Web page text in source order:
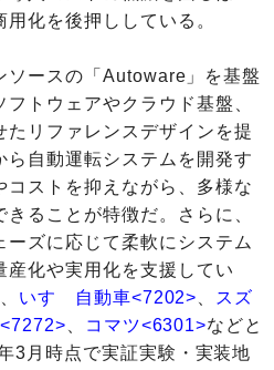
化を後押ししている。
ースの「Autoware」を基盤
トウェアやクラウド基盤、
リファレンスデザインを提
自動運転システムを開発す
コストを抑えながら、多様な
ることが特徴だ。さらに、
ズに応じて柔軟にシステム
産化や実用化を支援してい
いすゞ自動車<7202>
スズ
コマツ<6301>などと
3月時点で実証実験・実装地